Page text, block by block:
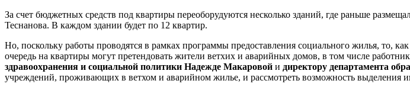
За счет бюджетных средств под квартиры переоборудуются несколько зданий, где раньше
Теснанова. В каждом здании будет по 12 квартир.
Но, поскольку работы проводятся в рамках программы предоставления социального жилья, то,
очередь на квартиры могут претендовать жители ветхих и аварийных домов, в том числе
здравоохранения и социальной политики Надежде Макаровой и директору департамента
учреждений, проживающих в ветхом и аварийном жилье, и рассмотреть возможность выделения